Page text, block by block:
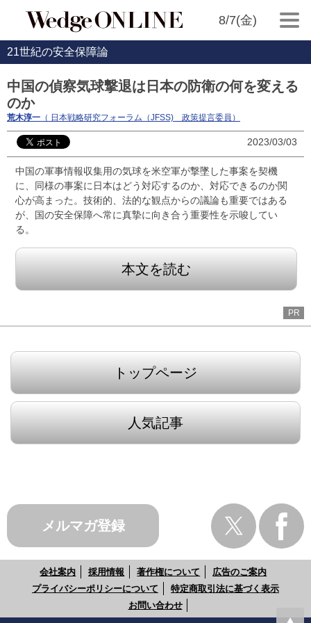
8/7(金)
21世紀の安全保障論
中国の偵察気球撃退は日本の防衛の何を変える
のか
荒木淳一 （ 日本戦略研究フォーラム（JFSS) 政策提言委員）
2023/03/03
中国の軍事情報収集用の気球を米空軍が撃墜した事案を契機
に、同様の事案に日本はどう対応するのか、対応できるのか関
心が高まった。技術的、法的な観点からの議論も重要ではある
が、国の安全保障へ常に真摯に向き合う重要性を示唆してい
る。
本文を読む
PR
トップページ
人気記事
メルマガ登録
会社案内 採用情報 著作権について
広告のご案内
プライバシーポリシーについて
特定商取引法に基づく表示
お問い合わせ